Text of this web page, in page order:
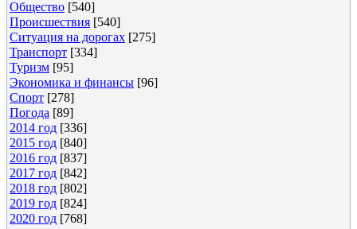
Общество [540]
Происшествия [540]
Ситуация на дорогах [275]
Транспорт [334]
Туризм [95]
Экономика и финансы [96]
Спорт [278]
Погода [89]
2014 год [336]
2015 год [840]
2016 год [837]
2017 год [842]
2018 год [802]
2019 год [824]
2020 год [768]